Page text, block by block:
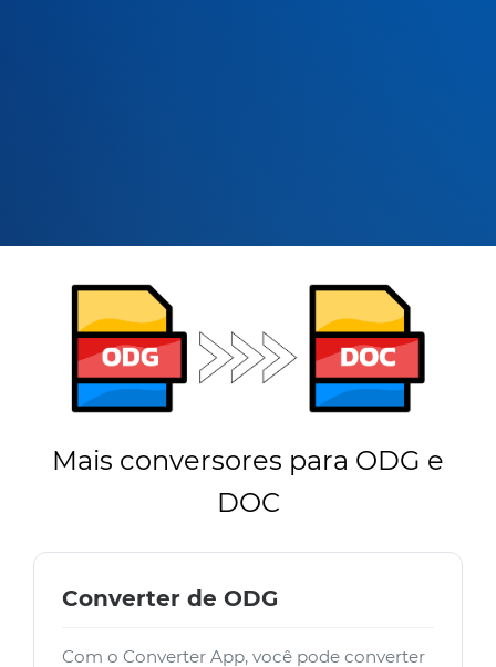
Mais conversores para ODG e
DOC
Converter de ODG
Com o Converter App, você pode converter